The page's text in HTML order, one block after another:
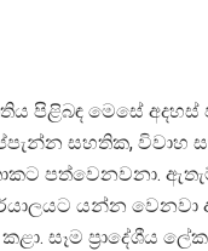
පිළිබඳ මෙසේ
සහතික, විවාහ
පත්වෙනවනා.
යන්න වෙනවා
සෑම ප්‍රාදේශීය